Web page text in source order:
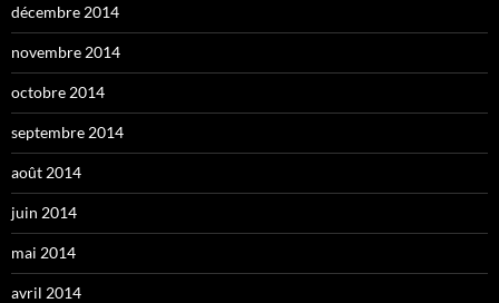
décembre 2014
novembre 2014
octobre 2014
septembre 2014
août 2014
juin 2014
mai 2014
avril 2014